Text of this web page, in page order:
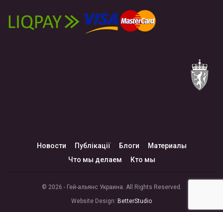
Новости Публікації Блоги
Материалы
Что мы делаем
Кто мы
© 2026 - Гей-альянс Украина. All Rights Reserved.
Website Design: BetterStudio